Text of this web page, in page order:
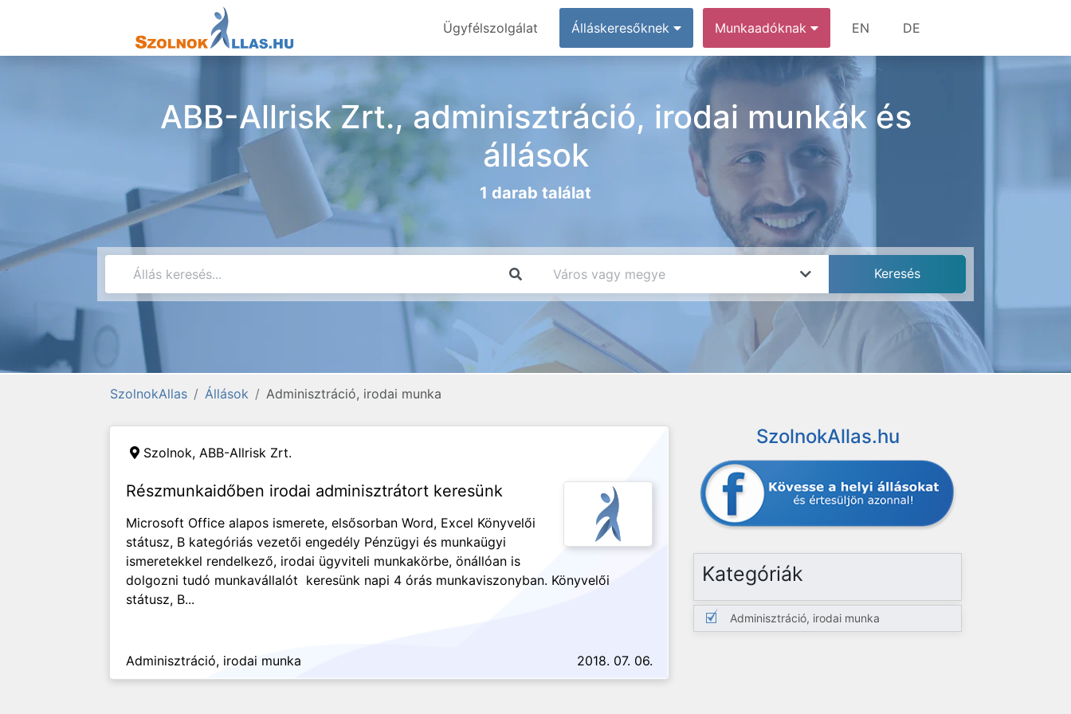
Ügyfélszolgálat Álláskeresőknek Munkaadóknak EN DE
ABB-Allrisk Zrt., adminisztráció, irodai munkák és
állások
1 darab találat
SzolnokAllas Állások Adminisztráció, irodai munka
Szolnok, ABB-Allrisk Zrt.
Részmunkaidőben irodai adminisztrátort keresünk
Microsoft Office alapos ismerete, elsősorban Word, Excel Könyvelői
státusz, B kategóriás vezetői engedély Pénzügyi és munkaügyi
ismeretekkel rendelkező, irodai ügyviteli munkakörbe, önállóan is
dolgozni tudó munkavállalót keresünk napi 4 órás munkaviszonyban. Könyvelői
státusz, B...
Adminisztráció, irodai munka 2018. 07. 06.
SzolnokAllas.hu
Kategóriák
Adminisztráció, irodai munka